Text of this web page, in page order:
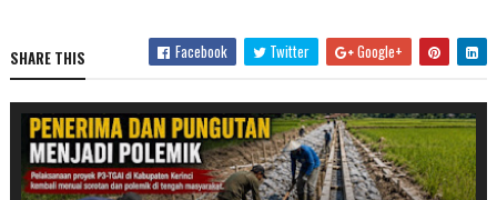
SHARE THIS Facebook Twitter Google+